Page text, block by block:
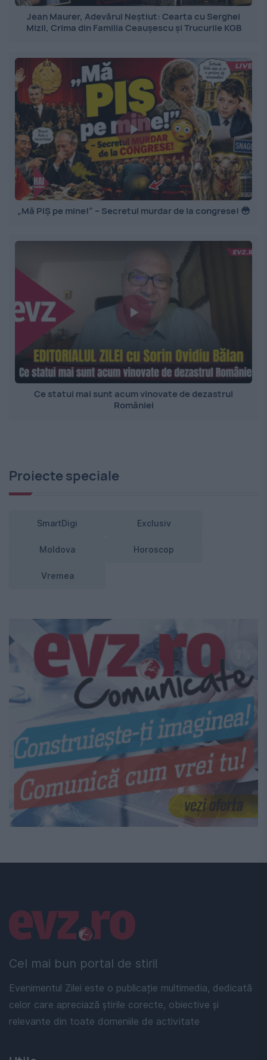
Jean Maurer, Adevărul Neștiut: Cearta cu Serghei
Mizil, Crima din Familia Ceaușescu și Trucurile KGB
„Mă PIȘ pe mine!” – Secretul murdar de la congrese! 😳
Ce statui mai sunt acum vinovate de dezastrul
României
Proiecte speciale
SmartDigi Exclusiv
Moldova Horoscop
Vremea
Cel mai bun portal de stiri!
Evenimentul Zilei este o publicație multimedia, dedicată
celor care apreciază știrile corecte, obiective și
relevante din toate domeniile de activitate
Linkuri utile